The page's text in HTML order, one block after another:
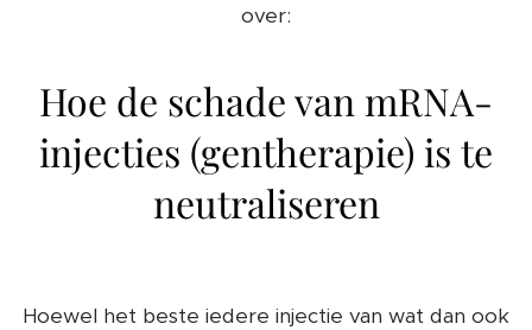
over:
Hoe de schade van mRNA-
injecties (gentherapie) is te
neutraliseren
Hoewel het beste iedere injectie van wat dan ook